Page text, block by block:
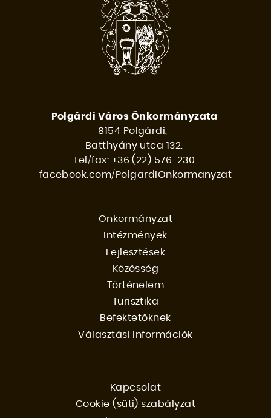
Polgárdi Város Önkormányzata
8154 Polgárdi,
Batthyány utca 132.
Tel/fax: +36 (22) 576-230
facebook.com/PolgardiOnkormanyzat
Önkormányzat
Intézmények
Fejlesztések
Közösség
Történelem
Turisztika
Befektetőknek
Választási információk
Kapcsolat
Cookie (süti) szabályzat